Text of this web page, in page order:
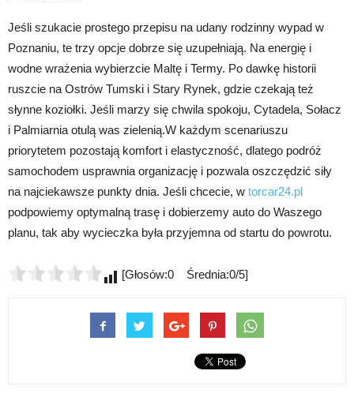
Jeśli szukacie prostego przepisu na udany rodzinny wypad w
Poznaniu, te trzy opcje dobrze się uzupełniają. Na energię i
wodne wrażenia wybierzcie Maltę i Termy. Po dawkę historii
ruszcie na Ostrów Tumski i Stary Rynek, gdzie czekają też
słynne koziołki. Jeśli marzy się chwila spokoju, Cytadela, Sołacz
i Palmiarnia otulą was zielenią.W każdym scenariuszu
priorytetem pozostają komfort i elastyczność, dlatego podróż
samochodem usprawnia organizację i pozwala oszczędzić siły
na najciekawsze punkty dnia. Jeśli chcecie, w torcar24.pl
podpowiemy optymalną trasę i dobierzemy auto do Waszego
planu, tak aby wycieczka była przyjemna od startu do powrotu.
[Głosów:0 Średnia:0/5]